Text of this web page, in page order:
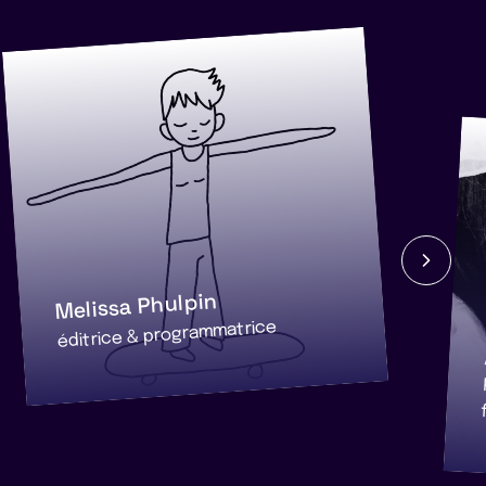
Melissa Phulpin
éditrice & programmatrice